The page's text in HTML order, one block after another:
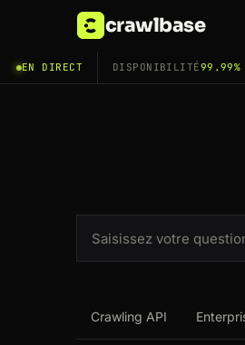
crawlbase
EN DIRECT DISPONIBILITÉ99.99%
Crawling API